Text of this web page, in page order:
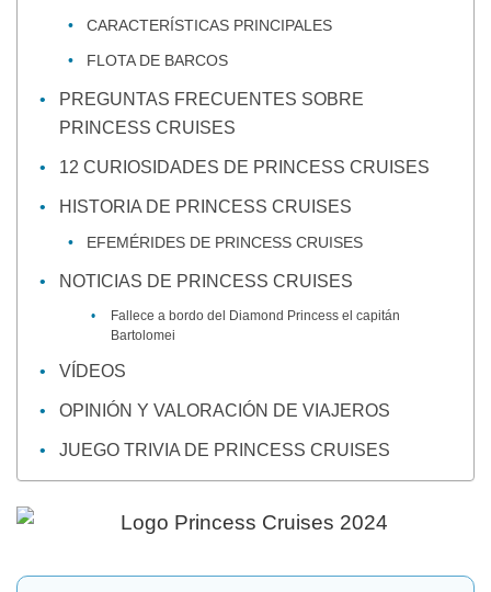
CARACTERÍSTICAS PRINCIPALES
FLOTA DE BARCOS
PREGUNTAS FRECUENTES SOBRE
PRINCESS CRUISES
12 CURIOSIDADES DE PRINCESS CRUISES
HISTORIA DE PRINCESS CRUISES
EFEMÉRIDES DE PRINCESS CRUISES
NOTICIAS DE PRINCESS CRUISES
Fallece a bordo del Diamond Princess el capitán
Bartolomei
VÍDEOS
OPINIÓN Y VALORACIÓN DE VIAJEROS
JUEGO TRIVIA DE PRINCESS CRUISES